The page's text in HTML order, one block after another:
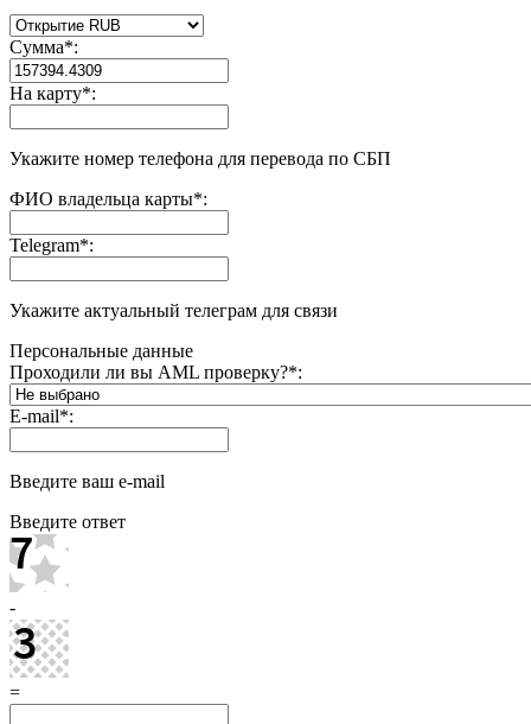
Сумма*:
На карту*:
Укажите номер телефона для перевода по СБП
ФИО владельца карты*:
Telegram*:
Укажите актуальный телеграм для связи
Персональные данные
Проходили ли вы AML проверку?*:
E-mail*:
Введите ваш e-mail
Введите ответ
-
=